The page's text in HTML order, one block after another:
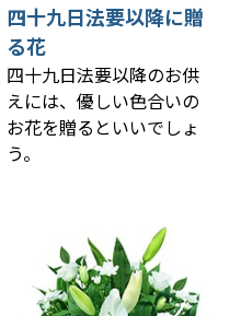
四十九日法要以降に贈
る花
四十九日法要以降のお供
えには、優しい色合いの
お花を贈るといいでしょ
う。